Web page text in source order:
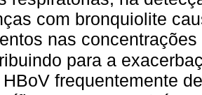
com bronquiolite
nas
para a
frequentemente